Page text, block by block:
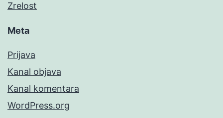
Zrelost
Meta
Prijava
Kanal objava
Kanal komentara
WordPress.org